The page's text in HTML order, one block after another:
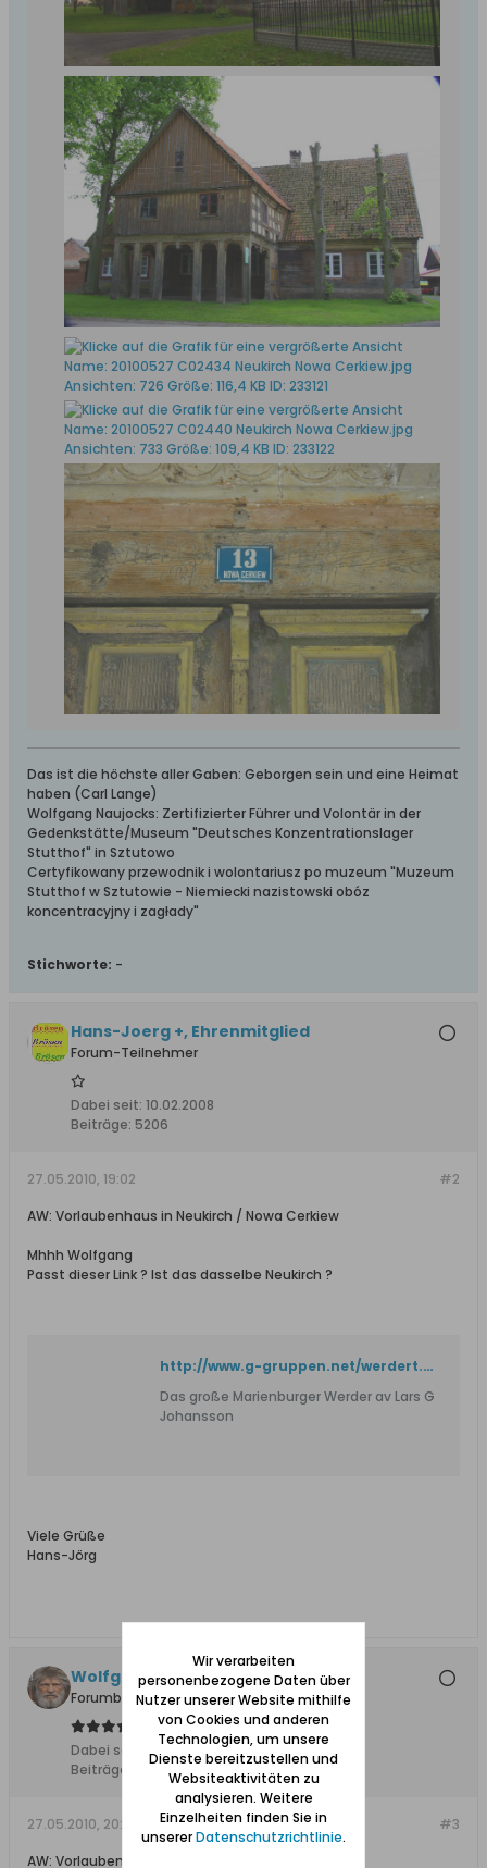
Das ist die höchste aller Gaben: Geborgen sein und eine Heimat
haben (Carl Lange)
Wolfgang Naujocks: Zertifizierter Führer und Volontär in der
Gedenkstätte/Museum "Deutsches Konzentrationslager
Stutthof" in Sztutowo
Certyfikowany przewodnik i wolontariusz po muzeum "Muzeum
Stutthof w Sztutowie - Niemiecki nazistowski obóz
koncentracyjny i zagłady"
Stichworte: -
Hans-Joerg +, Ehrenmitglied
Forum-Teilnehmer
Dabei seit: 10.02.2008
Beiträge: 5206
#2
27.05.2010, 19:02
AW: Vorlaubenhaus in Neukirch / Nowa Cerkiew
Mhhh Wolfgang
Passt dieser Link ? Ist das dasselbe Neukirch ?
http://www.g-gruppen.net/werdert.htm
Das große Marienburger Werder av Lars G
Johansson
Viele Grüße
Hans-Jörg
Wolfgang
Forumbetreiber
Dabei seit:
10.02.2008
Beiträge:
11627
#3
27.05.2010, 20:12
AW: Vorlaubenhaus in Neukirch / Nowa Cerkiew
Wir verarbeiten
personenbezogene Daten über
Nutzer unserer Website mithilfe
von Cookies und anderen
Technologien, um unsere
Dienste bereitzustellen und
Websiteaktivitäten zu
analysieren. Weitere
Einzelheiten finden Sie in
unsererDatenschutzrichtlinie.